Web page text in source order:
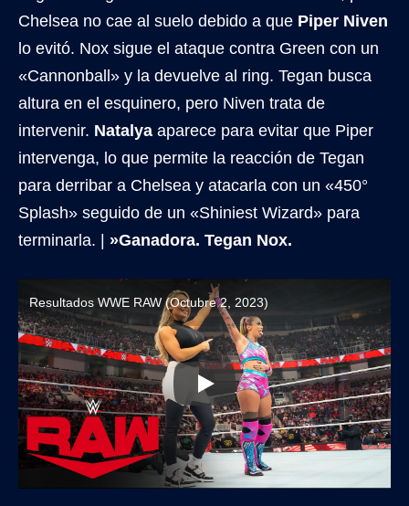
Chelsea no cae al suelo debido a que Piper Niven
lo evitó. Nox sigue el ataque contra Green con un
«Cannonball» y la devuelve al ring. Tegan busca
altura en el esquinero, pero Niven trata de
intervenir. Natalya aparece para evitar que Piper
intervenga, lo que permite la reacción de Tegan
para derribar a Chelsea y atacarla con un «450°
Splash» seguido de un «Shiniest Wizard» para
terminarla. | »Ganadora. Tegan Nox.
Resultados WWE RAW (Octubre 2, 2023)